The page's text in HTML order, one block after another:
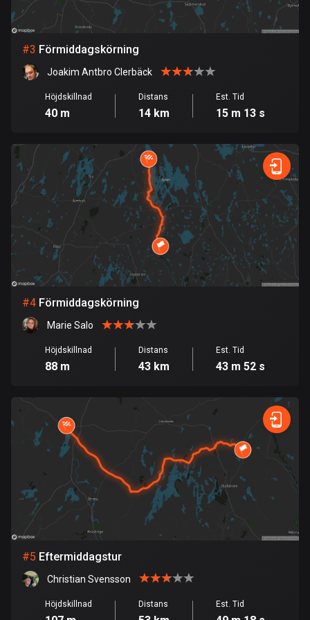
Bolivia
99 rutter
Bosnien och Hercegovina
347 rutter
Brasilien
7543 rutter
Brunei
115 rutter
Bulgarien
730 rutter
Burkina Faso
2 rutter
Chile
590 rutter
Colombia
1351 rutter
Cooköarna
2 rutter
Costa Rica
149 rutter
4 rutter
1891 rutter
#3 Förmiddagskörning
Joakim Antbro Clerbäck
Höjdskillnad
40 m
Distans
14 km
Est. Tid
15 m 13 s
#4 Förmiddagskörning
Marie Salo
Höjdskillnad
88 m
Distans
43 km
Est. Tid
43 m 52 s
#5 Eftermiddagstur
Christian Svensson
Höjdskillnad Distans Est. Tid